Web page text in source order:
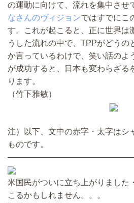
の運動に向けて、流れを集中させ
なさんのヴィジョンではすでにこ
す。これが起こると、正に世界は
うした流れの中で、TPPがどうの
か言っているわけで、笑い話のよ
が成功すると、日本も変わらざる
ります。
（竹下雅敏）
注）以下、文中の赤字・太字はシ
ものです。
米国民がついに立ち上がりました
こるかもしれません。。。